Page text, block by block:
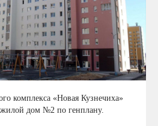
комплекса «Новая Кузнечиха»
дом №2 по генплану.